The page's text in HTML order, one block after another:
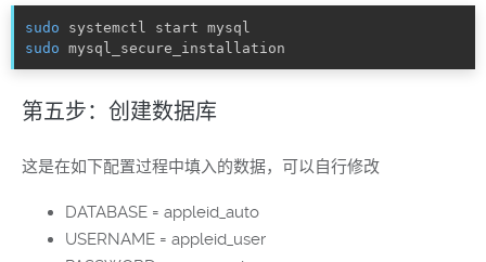
sudo
sudo mysql_secure_installation
第五步：创建数据库
这是在如下配置过程中填入的数据，可以自行修改
DATABASE = appleid_auto
USERNAME = appleid_user